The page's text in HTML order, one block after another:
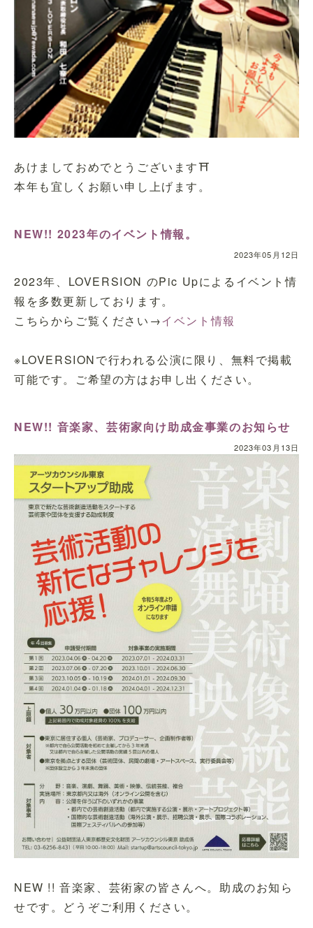
あけましておめでとうございます⛩
本年も宜しくお願い申し上げます。
NEW!! 2023年のイベント情報。
2023年05月12日
2023年、LOVERSION のPic Upによるイベント情
報を多数更新しております。
こちらからご覧ください→イベント情報
※LOVERSIONで行われる公演に限り、無料で掲載
可能です。ご希望の方はお申し出ください。
NEW!! 音楽家、芸術家向け助成金事業のお知らせ
2023年03月13日
NEW !! 音楽家、芸術家の皆さんへ。助成のお知ら
せです。どうぞご利用ください。